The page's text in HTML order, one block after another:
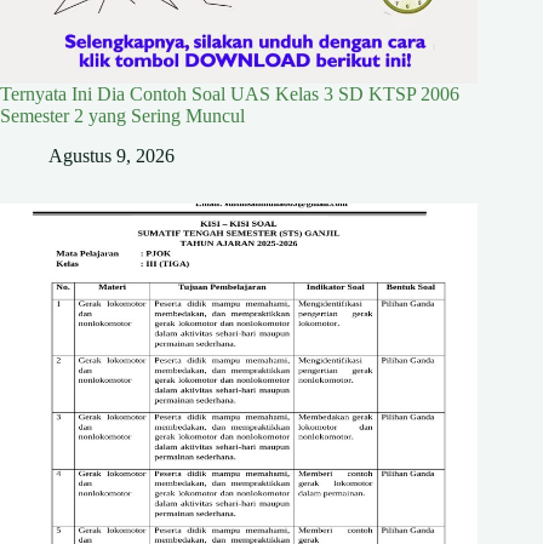
Ternyata Ini Dia Contoh Soal UAS Kelas 3 SD KTSP 2006
Semester 2 yang Sering Muncul
Agustus 9, 2026